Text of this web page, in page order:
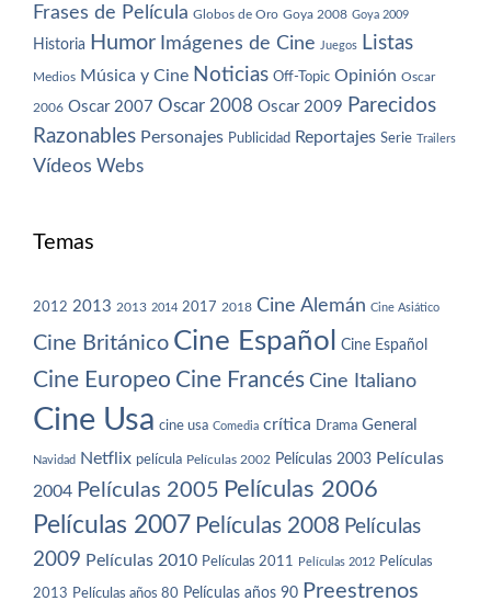
Frases de Película Globos de Oro Goya 2008 Goya 2009
Historia Humor Imágenes de Cine Juegos Listas
Medios Música y Cine Noticias Off-Topic Opinión Oscar
2006 Oscar 2007 Oscar 2008 Oscar 2009 Parecidos
Razonables Personajes Publicidad Reportajes Serie Trailers
Vídeos Webs
Temas
2012 2013 2013 2014 2017 2018 Cine Alemán Cine Asiático
Cine Británico Cine Español Cine Español
Cine Europeo Cine Francés Cine Italiano
Cine Usa cine usa Comedia crítica Drama General
Navidad Netflix película Películas 2002 Películas 2003 Películas
2004 Películas 2005 Películas 2006
Películas 2007 Películas 2008 Películas
2009 Películas 2010 Películas 2011 Películas 2012 Películas
2013 Películas años 80 Películas años 90 Preestrenos